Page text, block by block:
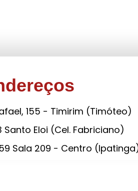
155 - Timirim (Timóteo)
Santo Eloi (Cel. Fabriciano)
Sala 209 - Centro